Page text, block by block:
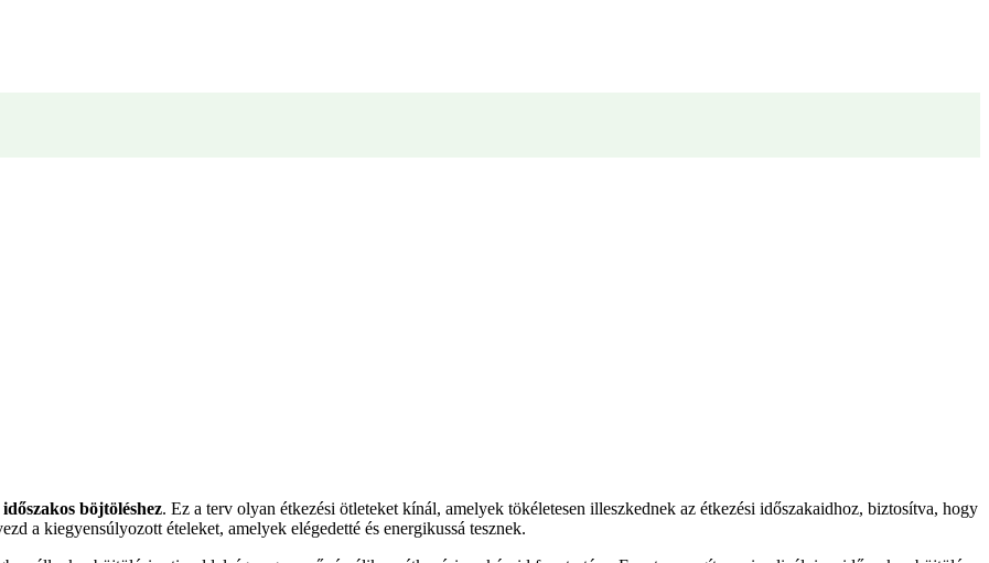
böjtöléshez. Ez a terv olyan étkezési ötleteket kínál, amelyek tökéletesen illeszkednek az étkezési időszakaidhoz, biztosítva, hogy
a kiegyensúlyozott ételeket, amelyek elégedetté és energikussá tesznek.